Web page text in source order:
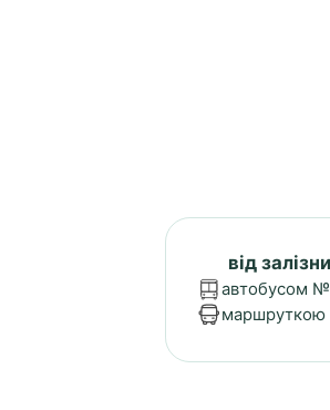
від
автобусом №
маршруткою